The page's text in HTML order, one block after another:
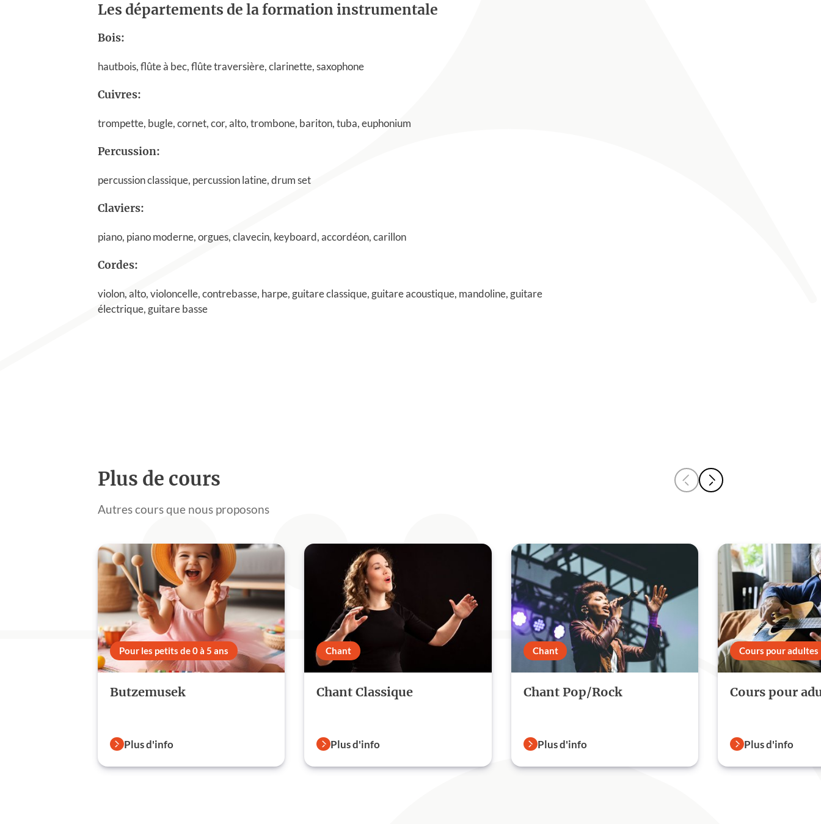
Les départements de la formation instrumentale
Bois:
hautbois, flûte à bec, flûte traversière, clarinette, saxophone
Cuivres:
trompette, bugle, cornet, cor, alto, trombone, bariton, tuba, euphonium
Percussion:
percussion classique, percussion latine, drum set
Claviers:
piano, piano moderne, orgues, clavecin, keyboard, accordéon, carillon
Cordes:
violon, alto, violoncelle, contrebasse, harpe, guitare classique, guitare acoustique, mandoline, guitare
électrique, guitare basse
Plus de cours
Autres cours que nous proposons
Pour les petits de 0 à 5 ans
Butzemusek
Plus d'info
Chant
Chant Classique
Plus d'info
Chant
Chant Pop/Rock
Plus d'info
Cours pour adultes
Cours pour
Plus d'info